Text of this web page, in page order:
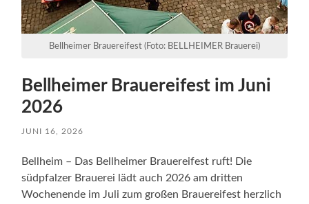
Bellheimer Brauereifest (Foto: BELLHEIMER Brauerei)
Bellheimer Brauereifest im Juni
2026
JUNI 16, 2026
Bellheim – Das Bellheimer Brauereifest ruft! Die
südpfalzer Brauerei lädt auch 2026 am dritten
Wochenende im Juli zum großen Brauereifest herzlich